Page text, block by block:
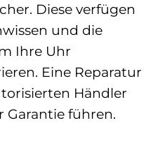
Diese verfügen
und die
Ihre Uhr
Eine Reparatur
Händler
Garantie führen.